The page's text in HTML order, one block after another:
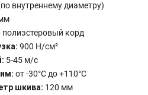
внутреннему диаметру)
полиэстеровый корд
900 Н/см²
5-45 м/с
от -30°C до +110°C
шкива: 120 мм